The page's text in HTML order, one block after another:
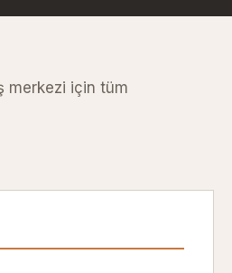
merkezi için tüm